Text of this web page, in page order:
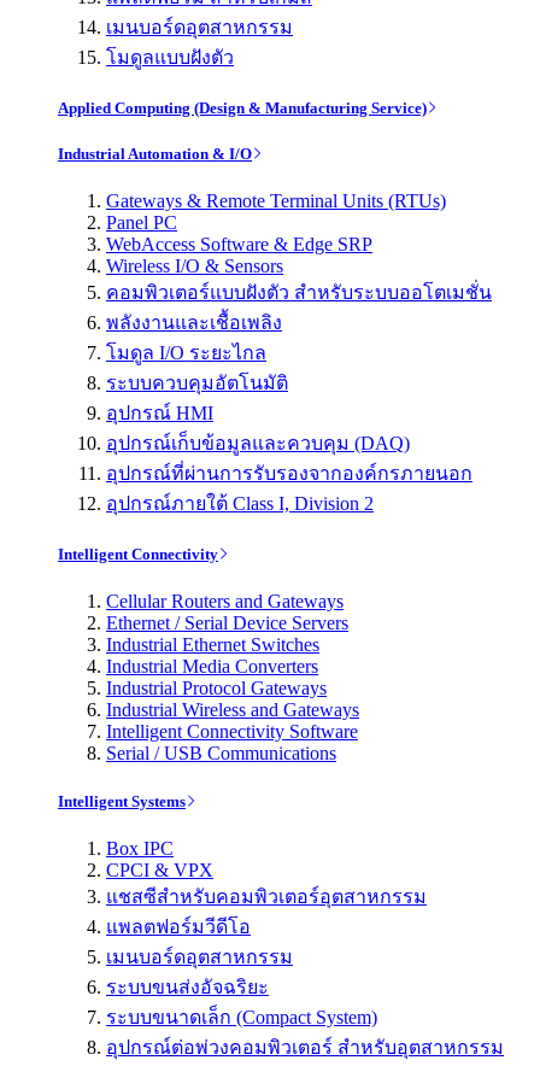
เมนบอร์ดอุตสาหกรรม
โมดูลแบบฝังตัว
Applied Computing (Design & Manufacturing Service)
Industrial Automation & I/O
Gateways & Remote Terminal Units (RTUs)
Panel PC
WebAccess Software & Edge SRP
Wireless I/O & Sensors
คอมพิวเตอร์แบบฝังตัว สำหรับระบบออโตเมชั่น
พลังงานและเชื้อเพลิง
โมดูล I/O ระยะไกล
ระบบควบคุมอัตโนมัติ
อุปกรณ์ HMI
อุปกรณ์เก็บข้อมูลและควบคุม (DAQ)
อุปกรณ์ที่ผ่านการรับรองจากองค์กรภายนอก
อุปกรณ์ภายใต้ Class I, Division 2
Intelligent Connectivity
Cellular Routers and Gateways
Ethernet / Serial Device Servers
Industrial Ethernet Switches
Industrial Media Converters
Industrial Protocol Gateways
Industrial Wireless and Gateways
Intelligent Connectivity Software
Serial / USB Communications
Intelligent Systems
Box IPC
CPCI & VPX
แชสซีสำหรับคอมพิวเตอร์อุตสาหกรรม
แพลตฟอร์มวีดีโอ
เมนบอร์ดอุตสาหกรรม
ระบบขนส่งอัจฉริยะ
ระบบขนาดเล็ก (Compact System)
อุปกรณ์ต่อพ่วงคอมพิวเตอร์ สำหรับอุตสาหกรรม